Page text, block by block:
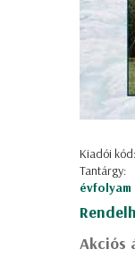
Kiadói
Tantárgy:
évfolyam
Akciós